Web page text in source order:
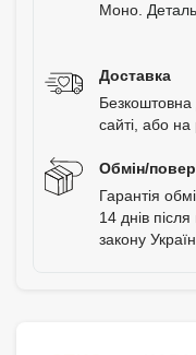
Моно.
Доставка
Безкоштовна
сайті, або
Обмін/
Гарантія
14 днів
закону